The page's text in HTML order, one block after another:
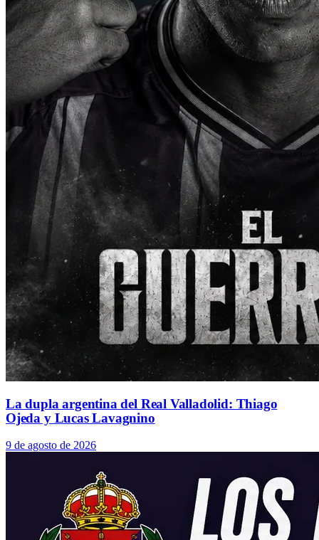
La dupla argentina del Real Valladolid: Thiago
Ojeda y Lucas Lavagnino
9 de agosto de 2026